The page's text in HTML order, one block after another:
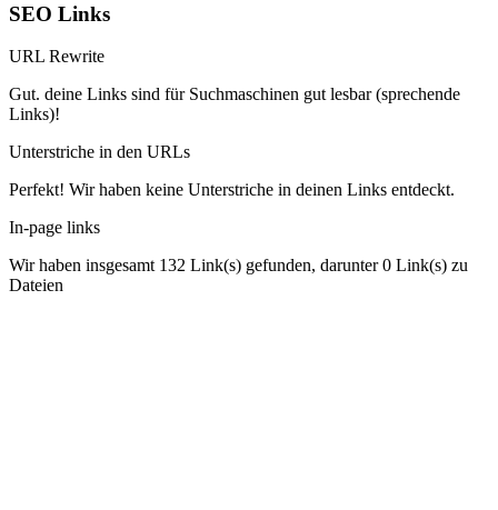
SEO Links
URL Rewrite
Gut. deine Links sind für Suchmaschinen gut lesbar (sprechende
Links)!
Unterstriche in den URLs
Perfekt! Wir haben keine Unterstriche in deinen Links entdeckt.
In-page links
Wir haben insgesamt 132 Link(s) gefunden, darunter 0 Link(s) zu
Dateien